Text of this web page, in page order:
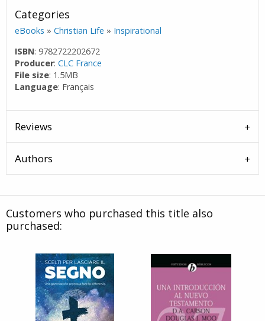
Categories
eBooks »Christian Life » Inspirational
ISBN: 9782722202672
Producer:CLC France
File size: 1.5MB
Language: Français
Reviews
Authors
Customers who purchased this title also
purchased: